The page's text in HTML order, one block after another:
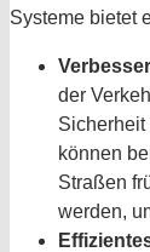
Systeme bietet
der
Sicherheit
können
Straßen
werden,